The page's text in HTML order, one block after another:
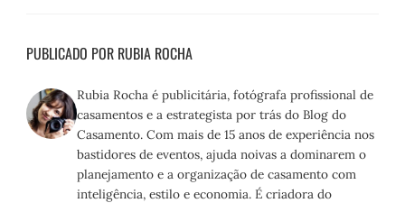
PUBLICADO POR RUBIA ROCHA
Rubia Rocha é publicitária, fotógrafa profissional de
casamentos e a estrategista por trás do Blog do
Casamento. Com mais de 15 anos de experiência nos
bastidores de eventos, ajuda noivas a dominarem o
planejamento e a organização de casamento com
inteligência, estilo e economia. É criadora do